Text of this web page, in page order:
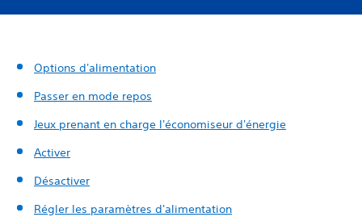
Options d'alimentation
Passer en mode repos
Jeux prenant en charge l'économiseur d'énergie
Activer
Désactiver
Régler les paramètres d'alimentation